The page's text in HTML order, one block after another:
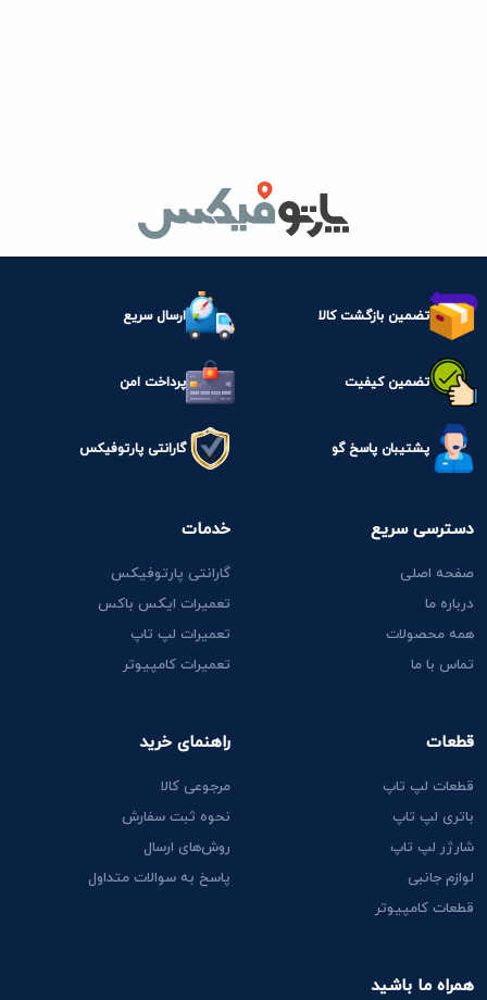
تضمین بازگشت کالا ارسال سریع
تضمین کیفیت پرداخت امن
پشتیبان پاسخ گو گارانتی پارتوفیکس
همراه ما باشید
دسترسی سریع
صفحه اصلی
درباره ما
همه محصولات
تماس با ما
قطعات
قطعات لپ تاپ
باتری لپ تاپ
شارژر لپ تاپ
لوازم جانبی
قطعات کامپیوتر
خدمات
گارانتی پارتوفیکس
تعمیرات ایکس باکس
تعمیرات لپ تاپ
تعمیرات کامپیوتر
راهنمای خرید
مرجوعی کالا
نحوه ثبت سفارش
روش‌های ارسال
پاسخ به سوالات متداول